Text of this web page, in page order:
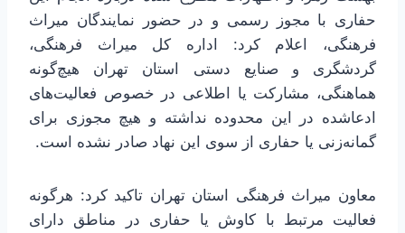
حفاری با مجوز رسمی و در حضور نمایندگان میراث
فرهنگی، اعلام کرد: اداره کل میراث فرهنگی،
گردشگری و صنایع دستی استان تهران هیچ‌گونه
هماهنگی، مشارکت یا اطلاعی در خصوص فعالیت‌های
ادعاشده در این محدوده نداشته و هیچ مجوزی برای
گمانه‌زنی یا حفاری از سوی این نهاد صادر نشده است.
معاون میراث فرهنگی استان تهران تاکید کرد: هرگونه
فعالیت مرتبط با کاوش یا حفاری در مناطق دارای